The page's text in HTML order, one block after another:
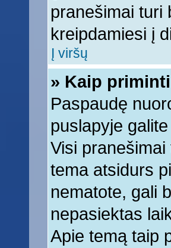
pranešimai turi
kreipdamiesi į
Į viršų
» Kaip
Paspaudę
puslapyje
Visi
tema atsidurs
nematote, gali
nepasiektas
Apie temą taip